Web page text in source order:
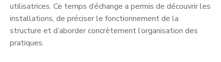
utilisatrices. Ce temps d’échange a permis de découvrir les
installations, de préciser le fonctionnement de la
structure et d’aborder concrètement l’organisation des
pratiques.